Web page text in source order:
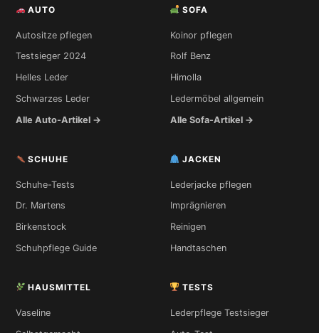
AUTO
Autositze pflegen
Testsieger 2024
Helles Leder
Schwarzes Leder
Alle Auto-Artikel →
SOFA
Koinor pflegen
Rolf Benz
Himolla
Ledermöbel allgemein
Alle Sofa-Artikel →
SCHUHE
Schuhe-Tests
Dr. Martens
Birkenstock
Schuhpflege Guide
JACKEN
Lederjacke pflegen
Imprägnieren
Reinigen
Handtaschen
HAUSMITTEL
Vaseline
TESTS
Lederpflege Testsieger